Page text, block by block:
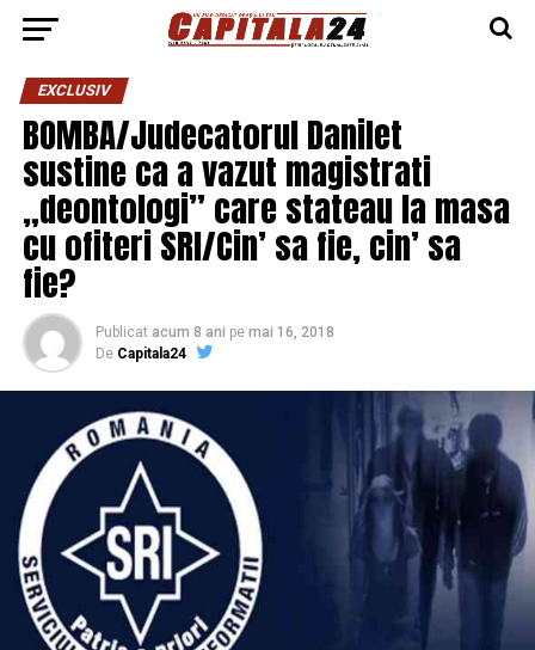
EXCLUSIV
BOMBA/Judecatorul Danilet
sustine ca a vazut magistrati
„deontologi” care stateau la masa
cu ofiteri SRI/Cin’ sa fie, cin’ sa
fie?
Publicat acum 8 ani pe mai 16, 2018
De Capitala24